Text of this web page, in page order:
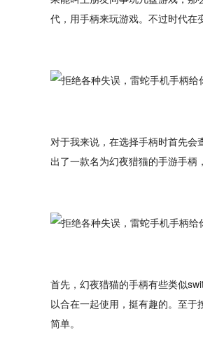
代，用手柄来玩游戏。不过时代在
对于我来说，在选择手柄时首先
出了一款名为幻夜猎猫的手游手柄
首先，幻夜猎猫的手柄有些类似
以合在一起使用，挺有趣的。至
简单。